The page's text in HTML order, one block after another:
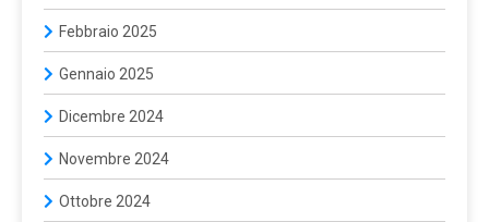
Febbraio 2025
Gennaio 2025
Dicembre 2024
Novembre 2024
Ottobre 2024